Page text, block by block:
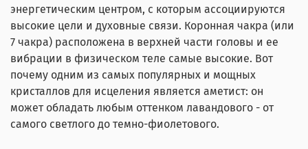
энергетическим центром, с которым ассоциируются
высокие цели и духовные связи. Коронная чакра (или
7 чакра) расположена в верхней части головы и ее
вибрации в физическом теле самые высокие. Вот
почему одним из самых популярных и мощных
кристаллов для исцеления является аметист: он
может обладать любым оттенком лавандового - от
самого светлого до темно-фиолетового.